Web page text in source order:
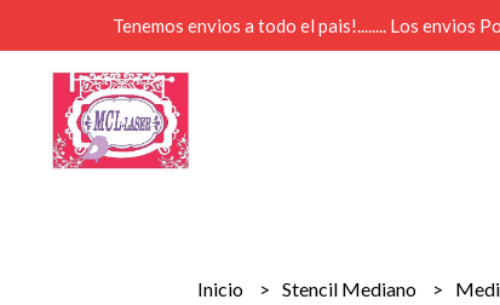
Tenemos envios a todo el pais!........ Los envios
Inicio Stencil Mediano